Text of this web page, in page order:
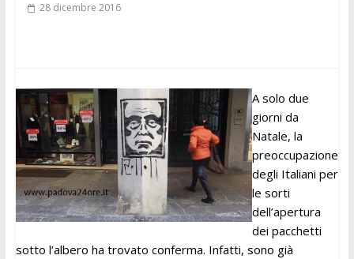
28 dicembre 2016
A solo due
giorni da
Natale, la
preoccupazione
degli Italiani per
le sorti
dell’apertura
dei pacchetti
sotto l’albero ha trovato conferma. Infatti, sono già